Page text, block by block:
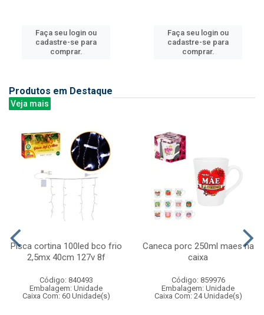
Faça seu login ou
cadastre-se para
comprar.
Faça seu login ou
cadastre-se para
comprar.
Produtos em Destaque
Veja mais
Pisca cortina 100led bco frio
2,5mx 40cm 127v 8f
Código: 840493
Embalagem: Unidade
Caixa Com: 60 Unidade(s)
Caneca porc 250ml maes na
caixa
Código: 859976
Embalagem: Unidade
Caixa Com: 24 Unidade(s)